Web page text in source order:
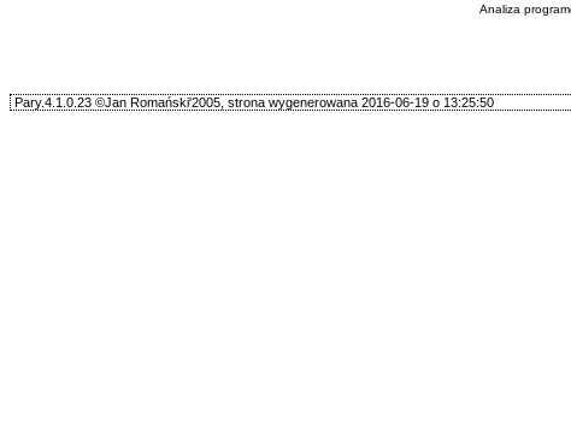
Analiza
Pary.4.1.0.23 ©Jan Romański'2005, strona wygenerowana 2016-06-19 o 13:25:50